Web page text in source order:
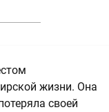
жизни. Она
своей